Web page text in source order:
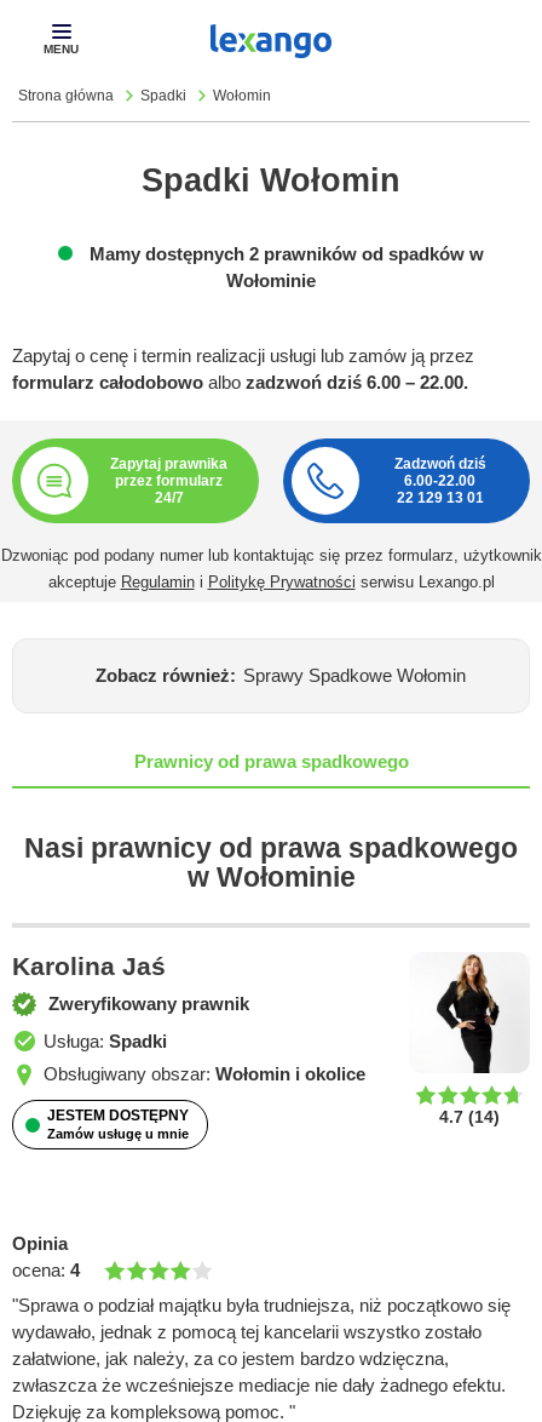
Pokaż
Strona główna Spadki Wołomin
Spadki Wołomin
Mamy dostępnych 2 prawników od spadków w
Wołominie
Zapytaj o cenę i termin realizacji usługi lub zamów ją przez
formularz całodobowo albo zadzwoń dziś 6.00 – 22.00.
Zapytaj prawnika
przez formularz
24/7
Zadzwoń dziś
6.00-22.00
22 129 13 01
Dzwoniąc pod podany numer lub kontaktując się przez formularz, użytkownik
akceptuje Regulamini Politykę Prywatności serwisu Lexango.pl
Zobacz również: Sprawy Spadkowe Wołomin
Prawnicy od prawa spadkowego
Nasi prawnicy od prawa spadkowego
w Wołominie
4.7 (14)
Karolina Jaś
Zweryfikowany prawnik
Usługa: Spadki
Obsługiwany obszar: Wołomin i okolice
JESTEM DOSTĘPNY
Zamów usługę u mnie
Opinia
ocena: 4
"Sprawa o podział majątku była trudniejsza, niż początkowo się
wydawało, jednak z pomocą tej kancelarii wszystko zostało
załatwione, jak należy, za co jestem bardzo wdzięczna,
zwłaszcza że wcześniejsze mediacje nie dały żadnego efektu.
Dziękuję za kompleksową pomoc. "